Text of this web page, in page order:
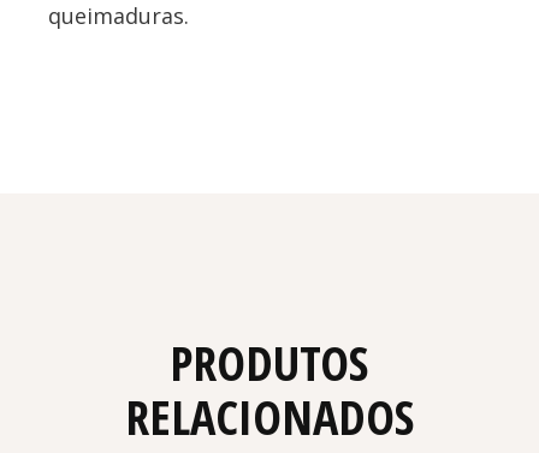
queimaduras.
PRODUTOS
RELACIONADOS